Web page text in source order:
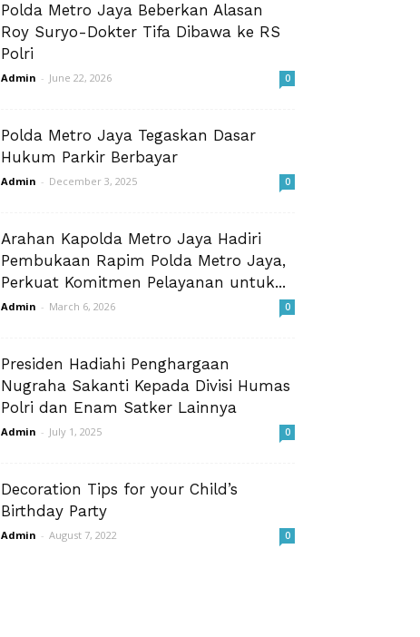
Polda Metro Jaya Beberkan Alasan
Roy Suryo-Dokter Tifa Dibawa ke RS
Polri
Admin - June 22, 2026 0
Polda Metro Jaya Tegaskan Dasar
Hukum Parkir Berbayar
Admin - December 3, 2025 0
Arahan Kapolda Metro Jaya Hadiri
Pembukaan Rapim Polda Metro Jaya,
Perkuat Komitmen Pelayanan untuk...
Admin - March 6, 2026 0
Presiden Hadiahi Penghargaan
Nugraha Sakanti Kepada Divisi Humas
Polri dan Enam Satker Lainnya
Admin - July 1, 2025 0
Decoration Tips for your Child’s
Birthday Party
Admin - August 7, 2022 0